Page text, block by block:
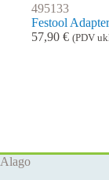
495133
Festool
57,90 € (PDV
Alago